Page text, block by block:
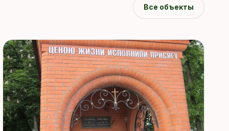
Все объекты